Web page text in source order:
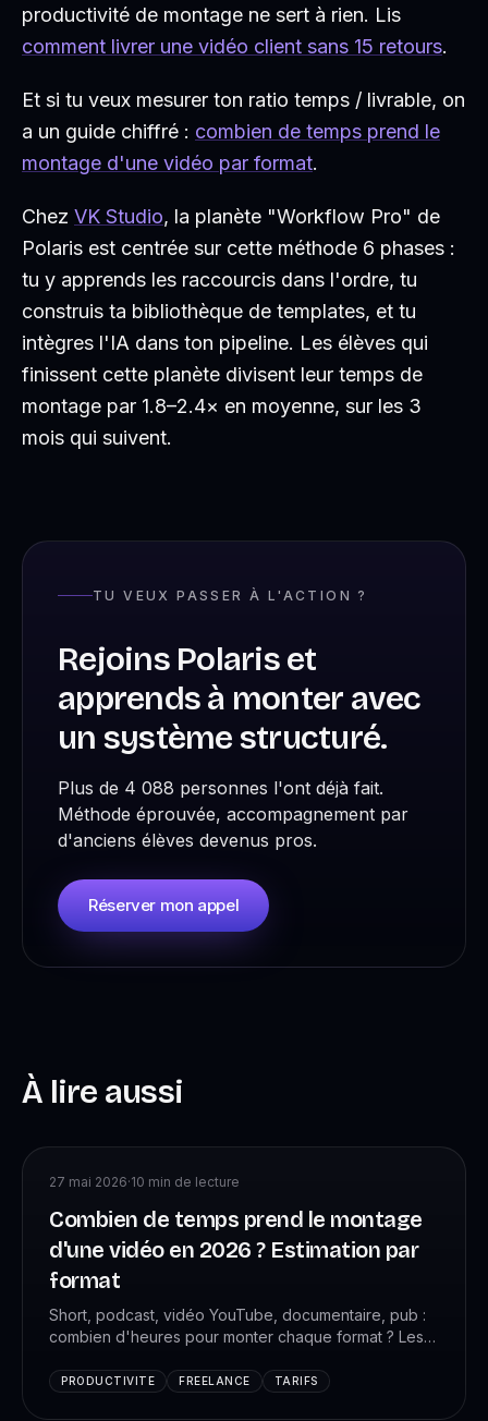
productivité de montage ne sert à rien. Lis
comment livrer une vidéo client sans 15 retours.
Et si tu veux mesurer ton ratio temps / livrable, on
a un guide chiffré : combien de temps prend le
montage d'une vidéo par format.
Chez VK Studio, la planète "Workflow Pro" de
Polaris est centrée sur cette méthode 6 phases :
tu y apprends les raccourcis dans l'ordre, tu
construis ta bibliothèque de templates, et tu
intègres l'IA dans ton pipeline. Les élèves qui
finissent cette planète divisent leur temps de
montage par 1.8–2.4× en moyenne, sur les 3
mois qui suivent.
TU VEUX PASSER À L'ACTION ?
Rejoins Polaris et
apprends à monter avec
un système structuré.
Plus de 4 088 personnes l'ont déjà fait.
Méthode éprouvée, accompagnement par
d'anciens élèves devenus pros.
Réserver mon appel
À lire aussi
27 mai 2026·10 min de lecture
Combien de temps prend le montage
d'une vidéo en 2026 ? Estimation par
format
Short, podcast, vidéo YouTube, documentaire, pub :
combien d'heures pour monter chaque format ? Les
Studio, avec la méthode pour estimer ton propre
PRODUCTIVITE FREELANCE TARIFS